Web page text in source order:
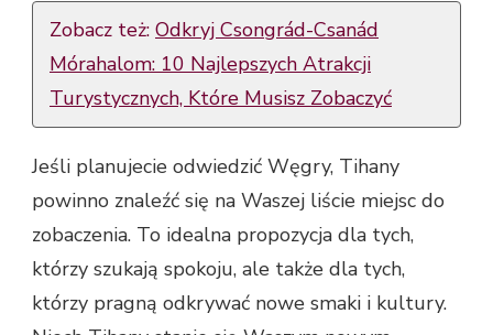
Zobacz też: Odkryj Csongrád-Csanád
Mórahalom: 10 Najlepszych Atrakcji
Turystycznych, Które Musisz Zobaczyć
Jeśli planujecie odwiedzić Węgry, Tihany
powinno znaleźć się na Waszej liście miejsc do
zobaczenia. To idealna propozycja dla tych,
którzy szukają spokoju, ale także dla tych,
którzy pragną odkrywać nowe smaki i kultury.